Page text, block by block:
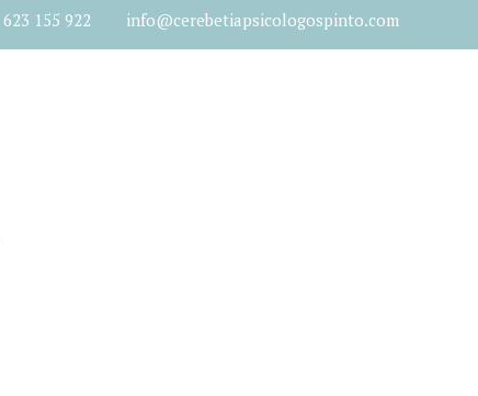
623 155 922 info@cerebetiapsicologospinto.com